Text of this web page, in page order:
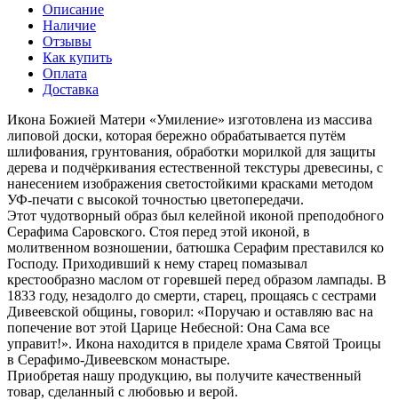
Описание
Наличие
Отзывы
Как купить
Оплата
Доставка
Икона Божией Матери «Умиление» изготовлена из массива
липовой доски, которая бережно обрабатывается путём
шлифования, грунтования, обработки морилкой для защиты
дерева и подчёркивания естественной текстуры древесины, с
нанесением изображения светостойкими красками методом
УФ-печати с высокой точностью цветопередачи.
Этот чудотворный образ был келейной иконой преподобного
Серафима Саровского. Стоя перед этой иконой, в
молитвенном возношении, батюшка Серафим преставился ко
Господу. Приходивший к нему старец помазывал
крестообразно маслом от горевшей перед образом лампады. В
1833 году, незадолго до смерти, старец, прощаясь с сестрами
Дивеевской общины, говорил: «Поручаю и оставляю вас на
попечение вот этой Царице Небесной: Она Сама все
управит!». Икона находится в приделе храма Святой Троицы
в Серафимо-Дивеевском монастыре.
Приобретая нашу продукцию, вы получите качественный
товар, сделанный с любовью и верой.